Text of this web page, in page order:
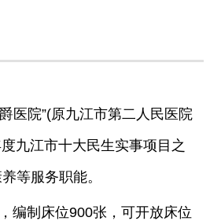
医院”(原九江市第二人民医院
九江市十大民生实事项目之
等服务职能。
编制床位900张，可开放床位